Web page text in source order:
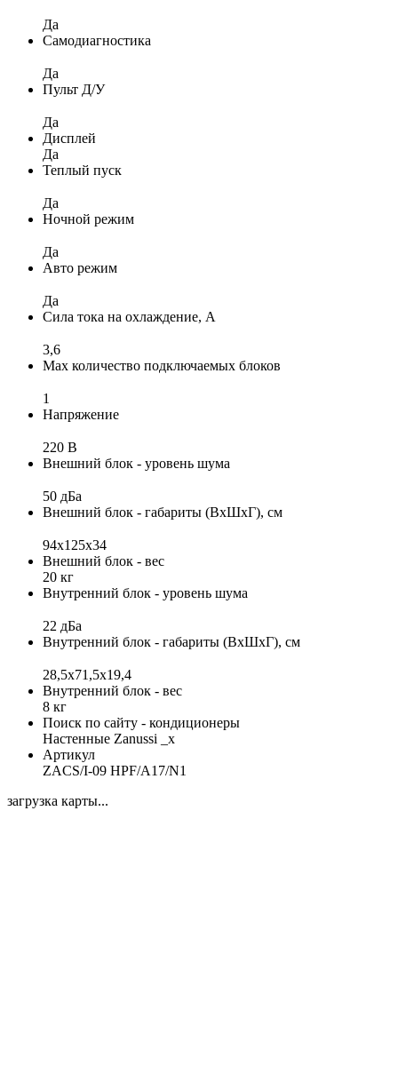
Да
Самодиагностика
Да
Пульт Д/У
Да
Дисплей
Да
Теплый пуск
Да
Ночной режим
Да
Авто режим
Да
Сила тока на охлаждение, А
3,6
Max количество подключаемых блоков
1
Напряжение
220 В
Внешний блок - уровень шума
50 дБа
Внешний блок - габариты (ВхШхГ), см
94x125x34
Внешний блок - вес
20 кг
Внутренний блок - уровень шума
22 дБа
Внутренний блок - габариты (ВхШхГ), см
28,5x71,5x19,4
Внутренний блок - вес
8 кг
Поиск по сайту - кондиционеры
Настенные Zanussi _x
Артикул
ZACS/I-09 HPF/A17/N1
загрузка карты...